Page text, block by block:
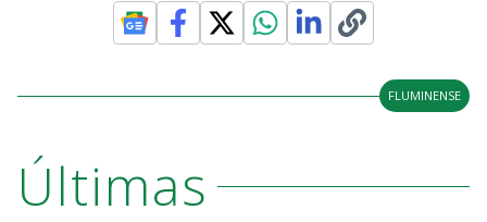
FLUMINENSE
Últimas